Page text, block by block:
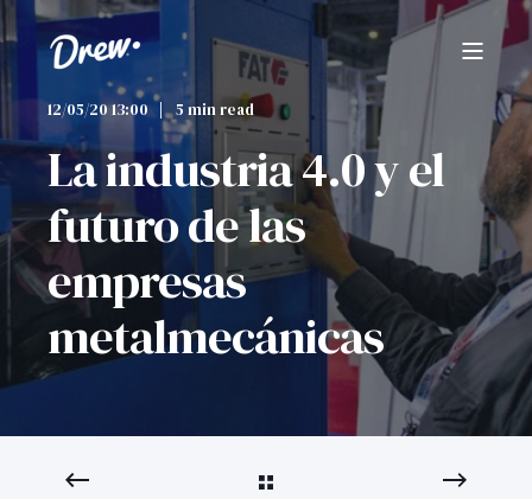
12/05/20 13:00 5 min read
La industria 4.0 y el
futuro de las
empresas
metalmecánicas